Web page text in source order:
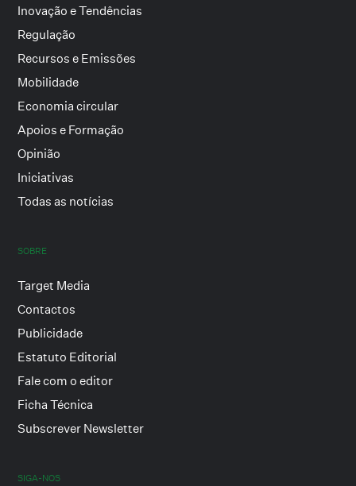
Inovação e Tendências
Regulação
Recursos e Emissões
Mobilidade
Economia circular
Apoios e Formação
Opinião
Iniciativas
Todas as notícias
SOBRE
Target Media
Contactos
Publicidade
Estatuto Editorial
Fale com o editor
Ficha Técnica
Subscrever Newsletter
SIGA-NOS